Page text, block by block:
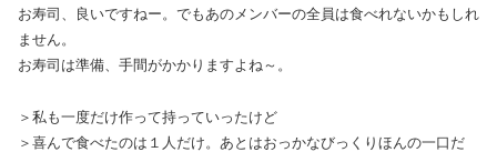
お寿司、良いですねー。でもあのメンバーの全員は食べれないかもしれ
ません。
お寿司は準備、手間がかかりますよね～。
＞私も一度だけ作って持っていったけど
＞喜んで食べたのは１人だけ。あとはおっかなびっくりほんの一口だ